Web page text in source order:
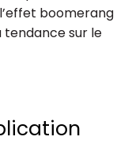
boomerang
tendance sur le